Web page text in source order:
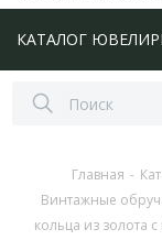
КАТАЛОГ
Главная -
Винтажные
кольца из золота